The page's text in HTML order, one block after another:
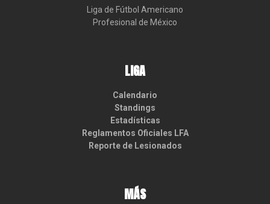
Liga de Fútbol Americano
Profesional de México
LIGA
Calendario
Standings
Estadísticas
Reglamentos Oficiales LFA
Reporte de Lesionados
MÁS